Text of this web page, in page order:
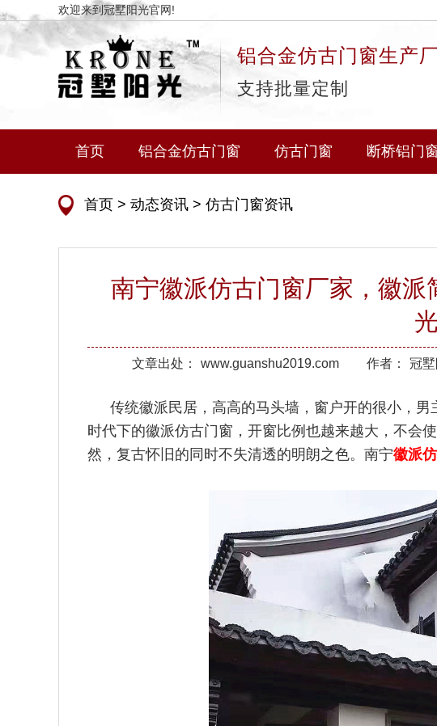
欢迎来到冠墅阳光官网!
铝合金仿古门窗生产
支持批量定制
首页 铝合金仿古门窗 仿古门窗 断桥铝门
首页 > 动态资讯 > 仿古门窗资讯
南宁徽派仿古门窗厂家，徽派
文章出处： www.guanshu2019.com 作者： 冠
传统徽派民居，高高的马头墙，窗户开的很小，
时代下的徽派仿古门窗， 开窗比例也越来越大，不会
然，复古怀旧的同时不失清透的明朗之色。南宁徽派